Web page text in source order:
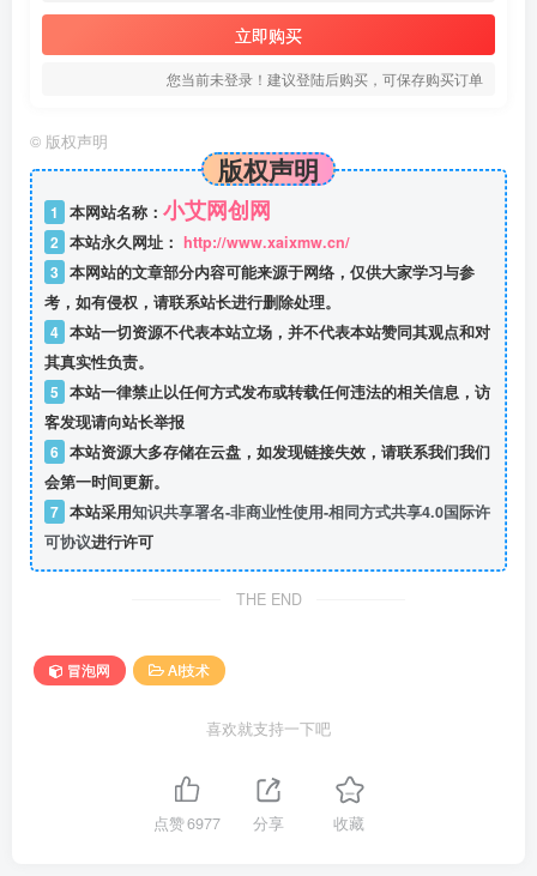
立即购买
您当前未登录！建议登陆后购买，可保存购买订单
© 版权声明
版权声明
1 本网站名称： 小艾网创网
2 本站永久网址： http://www.xaixmw.cn/
3 本网站的文章部分内容可能来源于网络，仅供大家学习与参
考，如有侵权，请联系站长进行删除处理。
4 本站一切资源不代表本站立场，并不代表本站赞同其观点和对
其真实性负责。
5 本站一律禁止以任何方式发布或转载任何违法的相关信息，访
客发现请向站长举报
6 本站资源大多存储在云盘，如发现链接失效，请联系我们我们
会第一时间更新。
7 本站采用知识共享署名-非商业性使用-相同方式共享4.0国际许
可协议进行许可
THE END
冒泡网 AI技术
喜欢就支持一下吧
点赞6977 分享 收藏